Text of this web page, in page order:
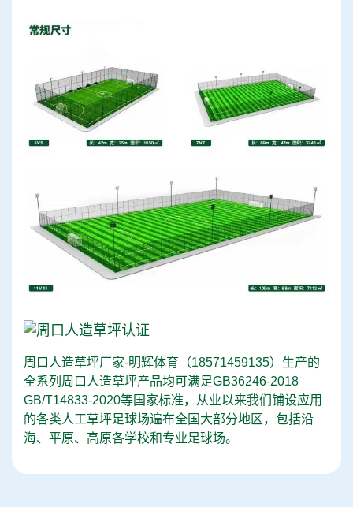
周口人造草坪厂家-明辉体育（18571459135）生产的
全系列周口人造草坪产品均可满足GB36246-2018
GB/T14833-2020等国家标准，从业以来我们铺设应用
的各类人工草坪足球场遍布全国大部分地区，包括沿
海、平原、高原各学校和专业足球场。